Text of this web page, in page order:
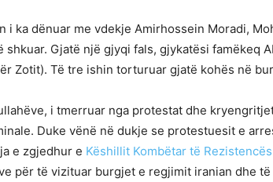
i ka dënuar me vdekje Amirhossein Moradi,
Gjatë një gjyqi fals, gjykatësi famëkeq
Zotit). Të tre ishin torturuar gjatë kohës në
i tmerruar nga protestat dhe
Duke vënë në dukje se protestuesit e
e zgjedhur e Këshillit Kombëtar të
për të vizituar burgjet e regjimit iranian dhe